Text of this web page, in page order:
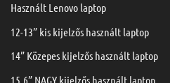
Használt Lenovo laptop
12-13” kis kijelzős használt laptop
14” Közepes kijelzős használt laptop
15,6” NAGY kijelzős használt laptop